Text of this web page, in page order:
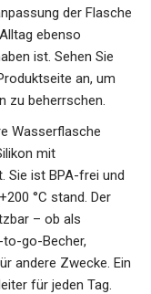
der Flasche
ebenso
ist. Sehen Sie
an, um
zu beherrschen.
Wasserflasche
mit
Sie ist BPA-frei und
°C stand. Der
– ob als
go-Becher,
andere Zwecke. Ein
für jeden Tag.